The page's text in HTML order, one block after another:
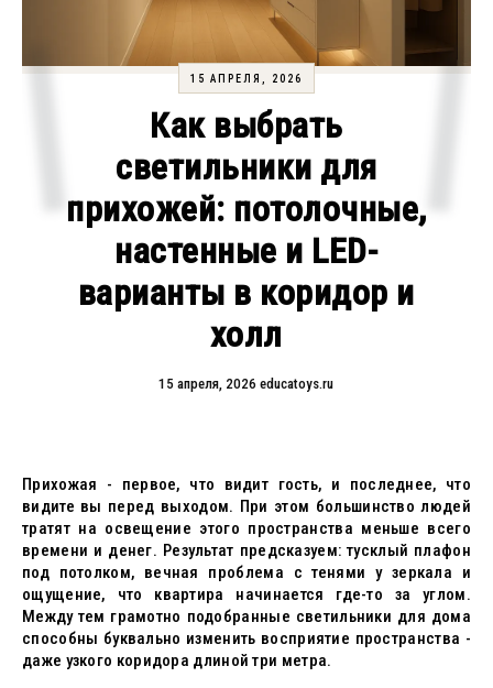
15 АПРЕЛЯ, 2026
Как выбрать
светильники для
прихожей: потолочные,
настенные и LED-
варианты в коридор и
холл
15 апреля, 2026 educatoys.ru
Прихожая - первое, что видит гость, и последнее, что
видите вы перед выходом. При этом большинство людей
тратят на освещение этого пространства меньше всего
времени и денег. Результат предсказуем: тусклый плафон
под потолком, вечная проблема с тенями у зеркала и
ощущение, что квартира начинается где-то за углом.
Между тем грамотно подобранные светильники для дома
способны буквально изменить восприятие пространства -
даже узкого коридора длиной три метра.